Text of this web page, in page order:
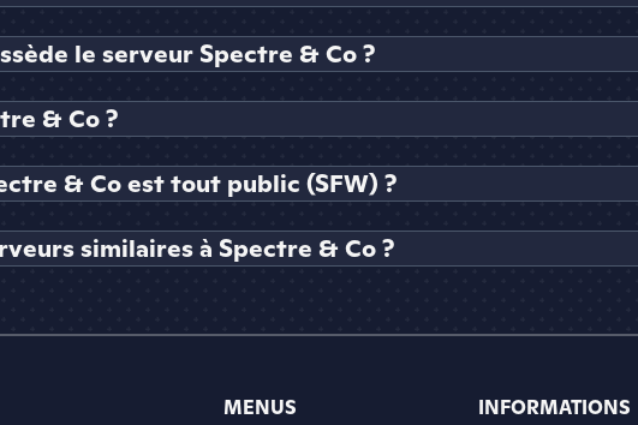
le serveur Spectre & Co ?
& Co ?
& Co est tout public (SFW) ?
similaires à Spectre & Co ?
MENUS INFORMATIONS